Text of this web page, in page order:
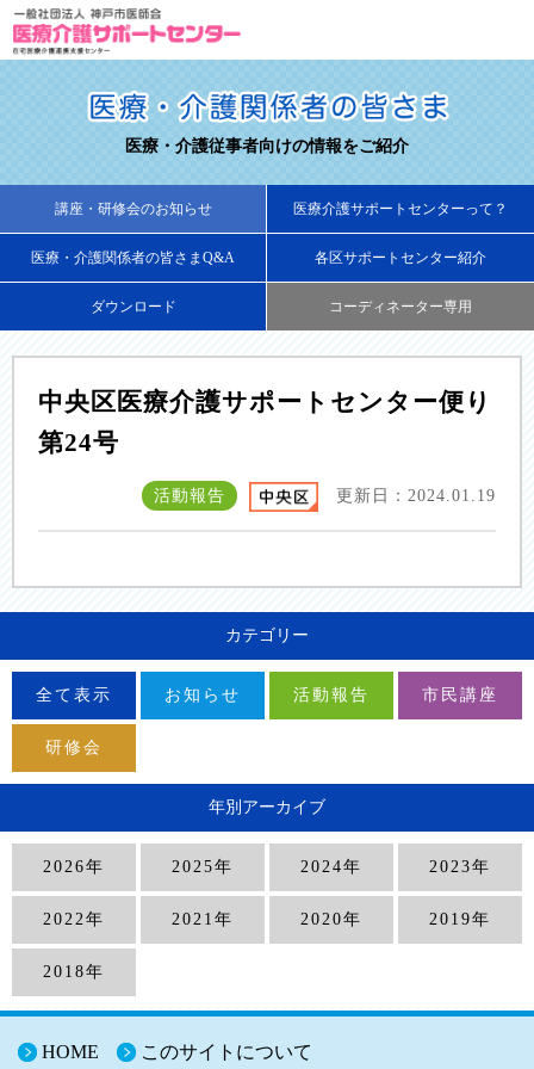
医療・介護従事者向けの情報をご紹介
講座・研修会のお知らせ 医療介護サポートセンターって？
医療・介護関係者の皆さまQ&A 各区サポートセンター紹介
ダウンロード コーディネーター専用
中央区医療介護サポートセンター便り
第24号
活動報告 更新日：2024.01.19
カテゴリー
全て表示 お知らせ 活動報告 市民講座
研修会
年別アーカイブ
2026年 2025年 2024年 2023年
2022年 2021年 2020年 2019年
2018年
HOME このサイトについて